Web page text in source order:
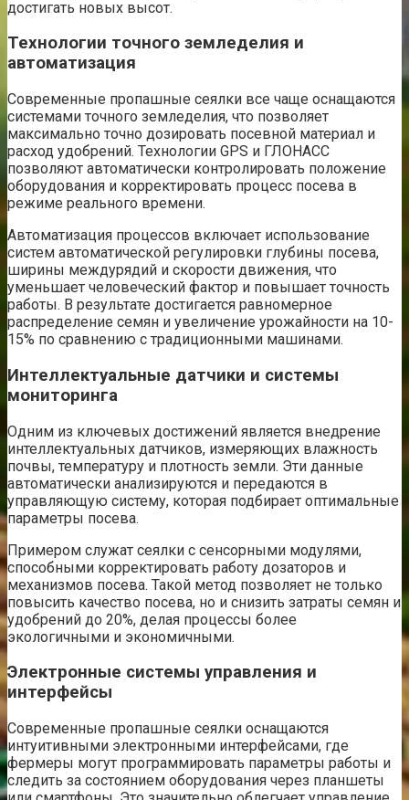
достигать новых высот.
Технологии точного земледелия и
автоматизация
Современные пропашные сеялки все чаще оснащаются
системами точного земледелия, что позволяет
максимально точно дозировать посевной материал и
расход удобрений. Технологии GPS и ГЛОНАСС
позволяют автоматически контролировать положение
оборудования и корректировать процесс посева в
режиме реального времени.
Автоматизация процессов включает использование
систем автоматической регулировки глубины посева,
ширины междурядий и скорости движения, что
уменьшает человеческий фактор и повышает точность
работы. В результате достигается равномерное
распределение семян и увеличение урожайности на 10-
15% по сравнению с традиционными машинами.
Интеллектуальные датчики и системы
мониторинга
Одним из ключевых достижений является внедрение
интеллектуальных датчиков, измеряющих влажность
почвы, температуру и плотность земли. Эти данные
автоматически анализируются и передаются в
управляющую систему, которая подбирает оптимальные
параметры посева.
Примером служат сеялки с сенсорными модулями,
способными корректировать работу дозаторов и
механизмов посева. Такой метод позволяет не только
повысить качество посева, но и снизить затраты семян и
удобрений до 20%, делая процессы более
экологичными и экономичными.
Электронные системы управления и
интерфейсы
Современные пропашные сеялки оснащаются
интуитивными электронными интерфейсами, где
фермеры могут программировать параметры работы и
следить за состоянием оборудования через планшеты